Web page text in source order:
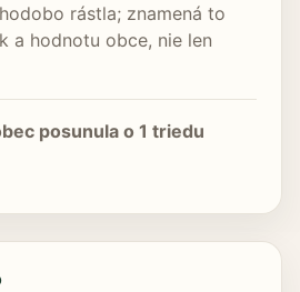
rástla; znamená to
a hodnotu obce, nie len
posunula o 1 triedu